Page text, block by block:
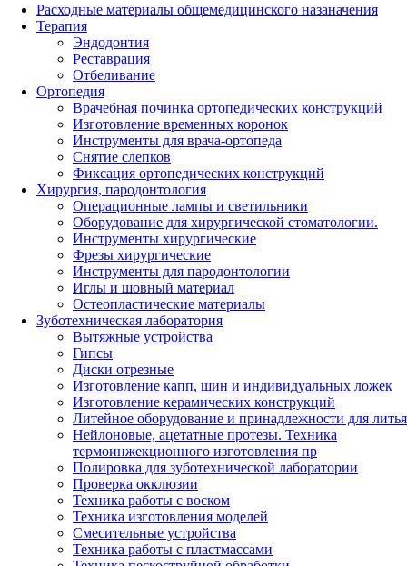
Расходные материалы общемедицинского назаначения
Терапия
Эндодонтия
Реставрация
Отбеливание
Ортопедия
Врачебная починка ортопедических конструкций
Изготовление временных коронок
Инструменты для врача-ортопеда
Снятие слепков
Фиксация ортопедических конструкций
Хирургия, пародонтология
Операционные лампы и светильники
Оборудование для хирургической стоматологии.
Инструменты хирургические
Фрезы хирургические
Инструменты для пародонтологии
Иглы и шовный материал
Остеопластические материалы
Зуботехническая лаборатория
Вытяжные устройства
Гипсы
Диски отрезные
Изготовление капп, шин и индивидуальных ложек
Изготовление керамических конструкций
Литейное оборудование и принадлежности для литья
Нейлоновые, ацетатные протезы. Техника
термоинжекционного изготовления пр
Полировка для зуботехнической лаборатории
Проверка окклюзии
Техника работы с воском
Техника изготовления моделей
Смесительные устройства
Техника работы с пластмассами